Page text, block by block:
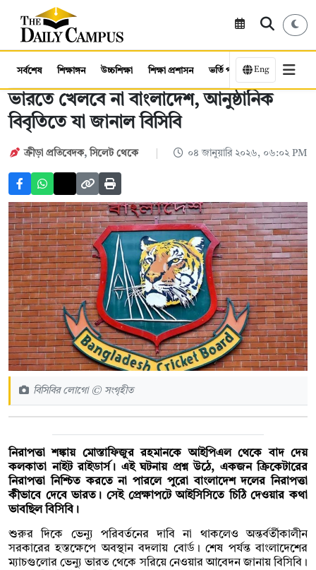
সর্বশেষ শিক্ষাঙ্গন উচ্চশিক্ষা শিক্ষা প্রশাসন ভর্তি পরীক্ষা কর্মসংস্থান
Eng
ভারতে খেলবে না বাংলাদেশ, আনুষ্ঠানিক
বিবৃতিতে যা জানাল বিসিবি
ক্রীড়া প্রতিবেদক, সিলেট থেকে ০৪ জানুয়ারি ২০২৬, ০৬:০২ PM
বিসিবির লোগো © সংগৃহীত
নিরাপত্তা শঙ্কায় মোস্তাফিজুর রহমানকে আইপিএল থেকে বাদ দেয়
কলকাতা নাইট রাইডার্স। এই ঘটনায় প্রশ্ন উঠে, একজন ক্রিকেটারের
নিরাপত্তা নিশ্চিত করতে না পারলে পুরো বাংলাদেশ দলের নিরাপত্তা
কীভাবে দেবে ভারত। সেই প্রেক্ষাপটে আইসিসিতে চিঠি দেওয়ার কথা
ভাবছিল বিসিবি।
শুরুর দিকে ভেন্যু পরিবর্তনের দাবি না থাকলেও অন্তর্বর্তীকালীন
সরকারের হস্তক্ষেপে অবস্থান বদলায় বোর্ড। শেষ পর্যন্ত বাংলাদেশের
ম্যাচগুলোর ভেন্যু ভারত থেকে সরিয়ে নেওয়ার আবেদন জানায় বিসিবি।